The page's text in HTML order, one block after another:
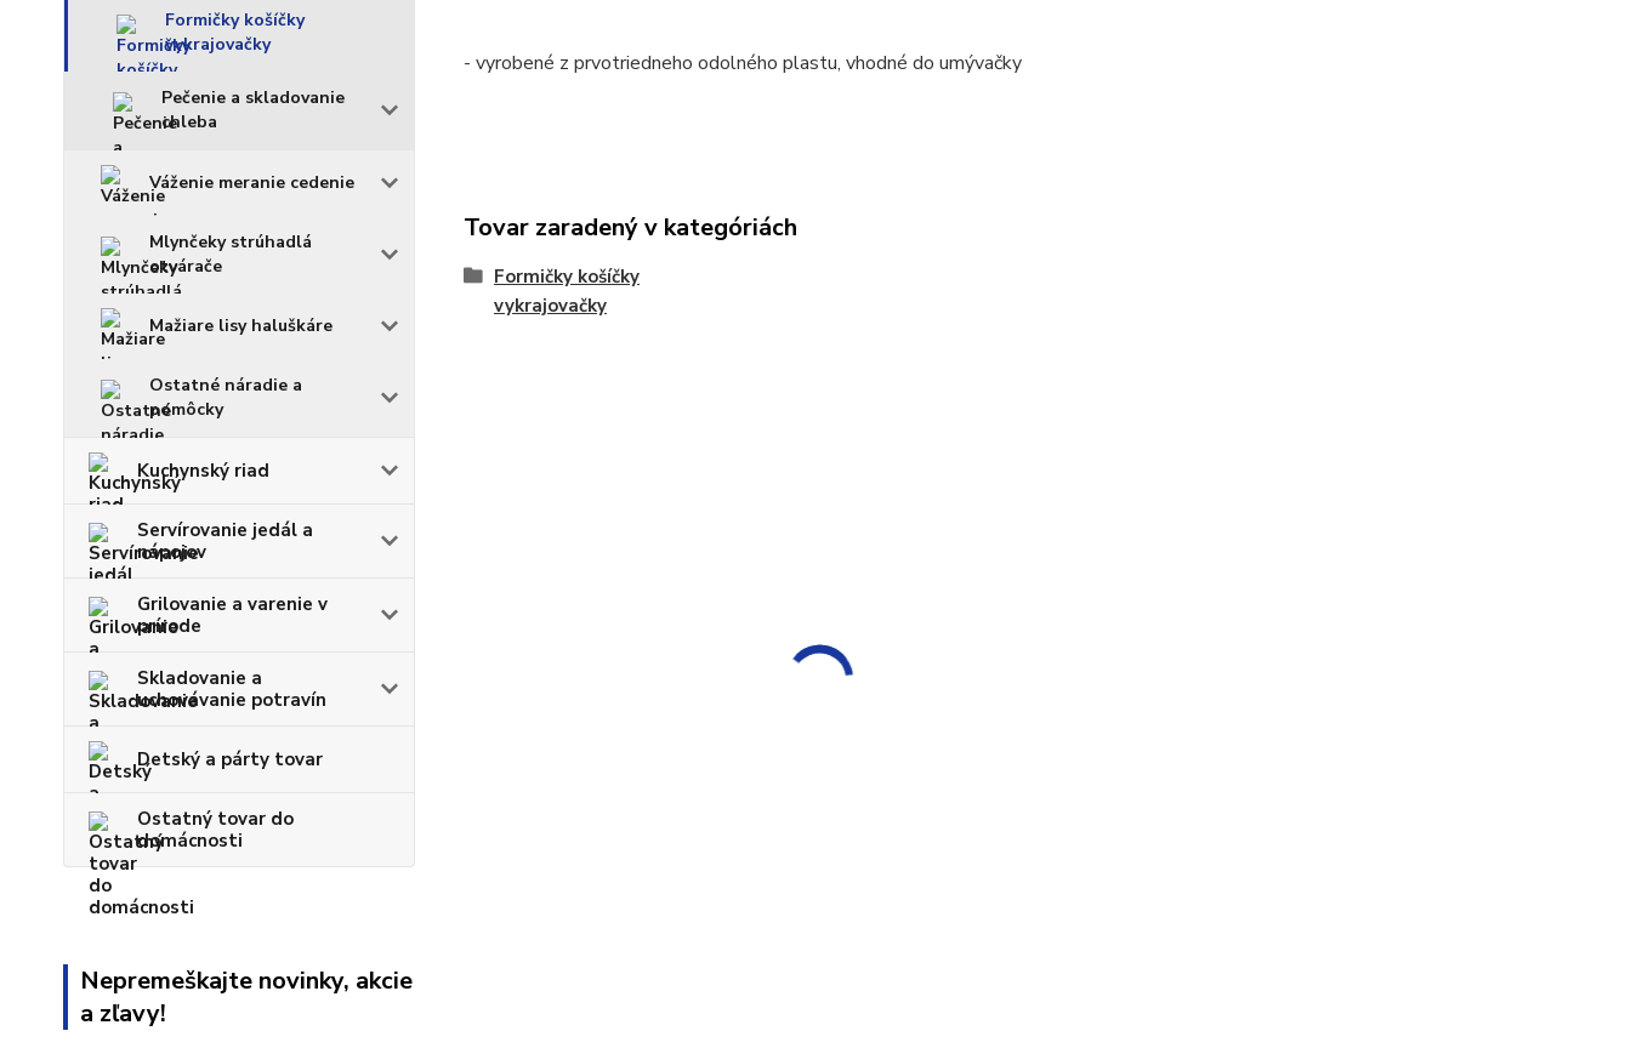
Formičky košíčky
vykrajovačky
Pečenie a skladovanie
chleba
Váženie meranie cedenie
Mlynčeky strúhadlá
otvárače
Mažiare lisy haluškáre
Ostatné náradie a
pomôcky
Kuchynský riad
Servírovanie jedál a
nápojov
Grilovanie a varenie v
prírode
Skladovanie a
uchovávanie potravín
Detský a párty tovar
Ostatný tovar do
domácnosti
Nepremeškajte novinky, akcie
a zľavy!
- vyrobené z prvotriedneho odolného plastu, vhodné do umývačky
Tovar zaradený v kategóriách
Formičky košíčky
vykrajovačky